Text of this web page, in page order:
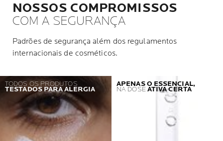
NOSSOS COMPROMISSOS
COM A SEGURANÇA
Padrões de segurança além dos regulamentos
internacionais de cosméticos.
TODOS OS PRODUTOS
TESTADOS PARA ALERGIA
APENAS O ESSENCIAL,
NA DOSEATIVA CERTA